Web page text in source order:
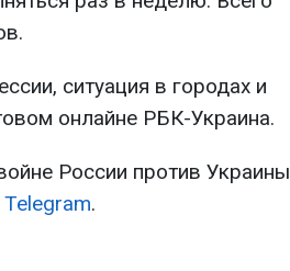
ситуация в городах и
онлайне РБК-Украина.
России против Украины
.